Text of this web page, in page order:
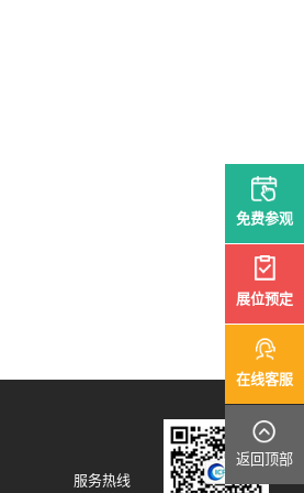
服务热线
免费参观
展位预定
在线客服
返回顶部